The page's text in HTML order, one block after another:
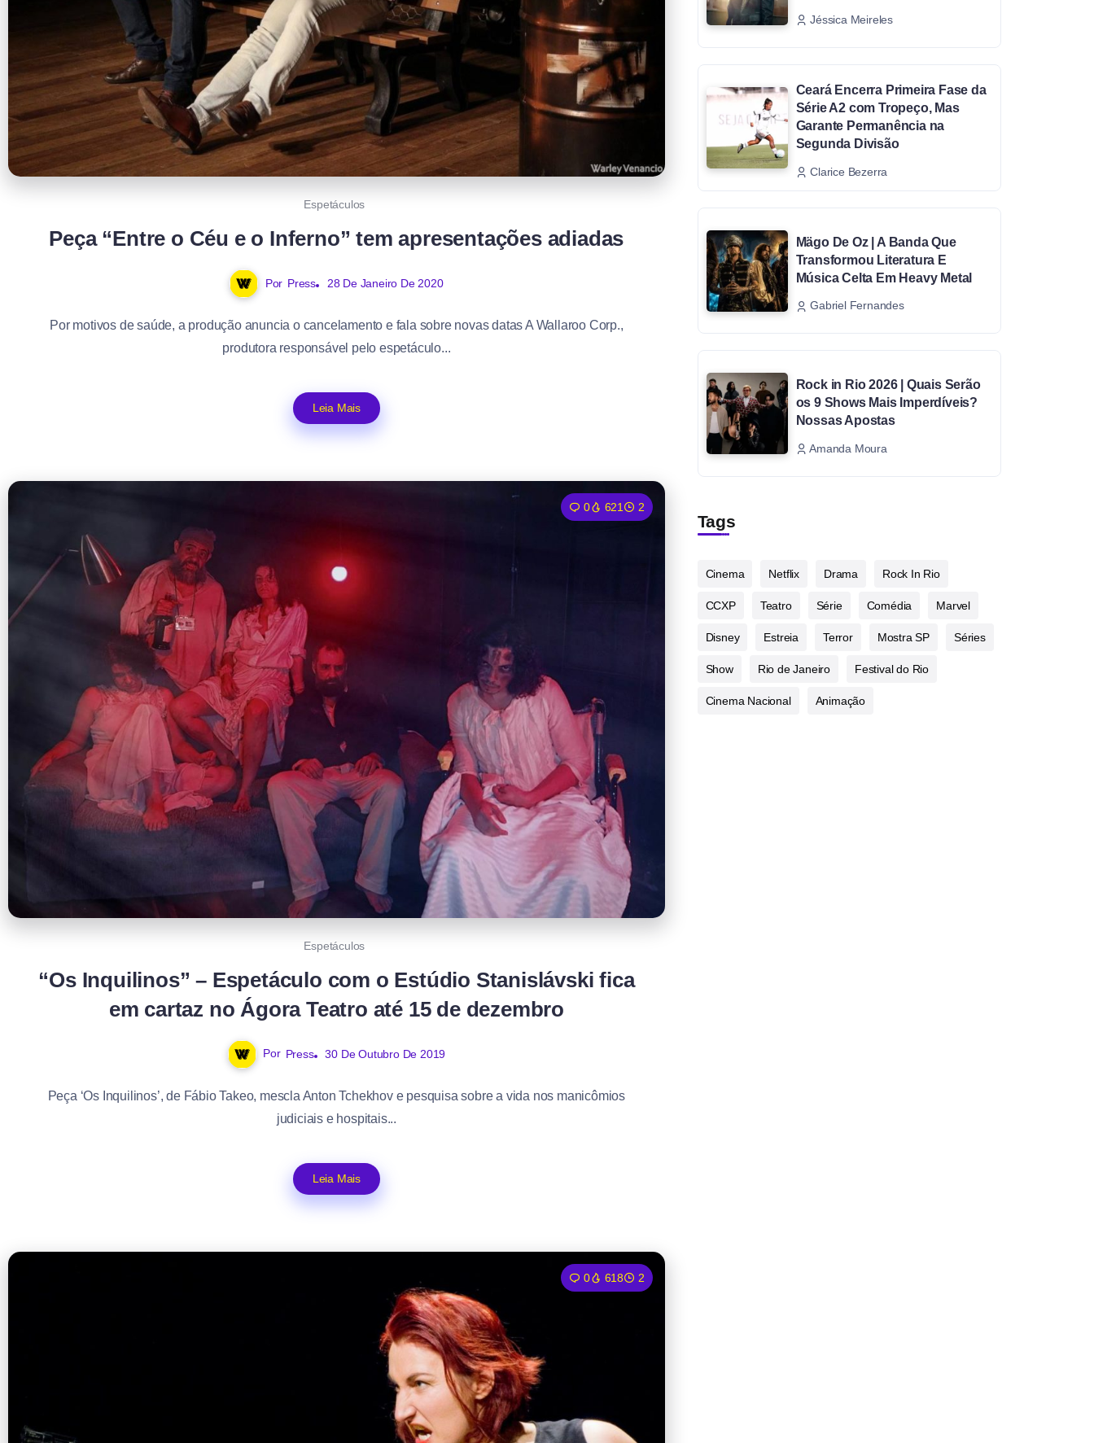
Espetáculos
Peça “Entre o Céu e o Inferno” tem apresentações adiadas
Por Press 28 De Janeiro De 2020
Por motivos de saúde, a produção anuncia o cancelamento e fala sobre novas datas A Wallaroo Corp.,
produtora responsável pelo espetáculo...
Leia Mais
0 621 2
Espetáculos
“Os Inquilinos” – Espetáculo com o Estúdio Stanislávski fica
em cartaz no Ágora Teatro até 15 de dezembro
Por Press 30 De Outubro De 2019
Peça ‘Os Inquilinos’, de Fábio Takeo, mescla Anton Tchekhov e pesquisa sobre a vida nos manicômios
judiciais e hospitais...
Leia Mais
0 618 2
Jéssica Meireles
Ceará Encerra Primeira Fase da
Série A2 com Tropeço, Mas
Garante Permanência na
Segunda Divisão
Clarice Bezerra
Mägo De Oz | A Banda Que
Transformou Literatura E
Música Celta Em Heavy Metal
Gabriel Fernandes
Rock in Rio 2026 | Quais Serão
os 9 Shows Mais Imperdíveis?
Nossas Apostas
Amanda Moura
Tags
Cinema Netflix Drama Rock In Rio
CCXP Teatro Série Comédia Marvel
Disney Estreia Terror Mostra SP Séries
Show Rio de Janeiro Festival do Rio
Cinema Nacional Animação